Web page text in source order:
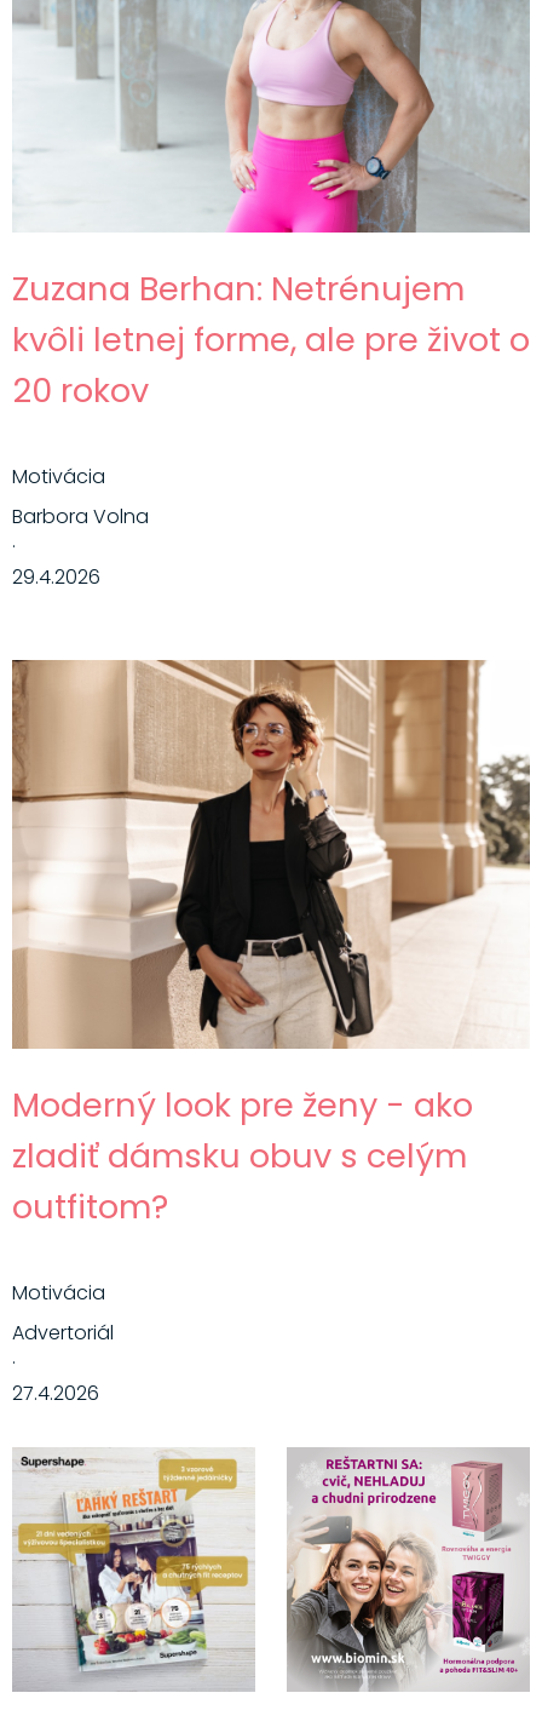
Zuzana Berhan: Netrénujem
kvôli letnej forme, ale pre život o
20 rokov
Motivácia
Barbora Volna
·
29.4.2026
Moderný look pre ženy - ako
zladiť dámsku obuv s celým
outfitom?
Motivácia
Advertoriál
·
27.4.2026